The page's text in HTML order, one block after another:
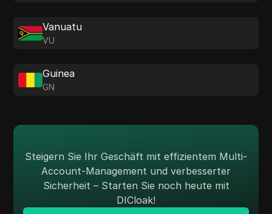
Vanuatu
VU
Guinea
GN
Steigern Sie Ihr Geschäft mit effizientem Multi-
Account-Management und verbesserter
Sicherheit – Starten Sie noch heute mit
DICloak!